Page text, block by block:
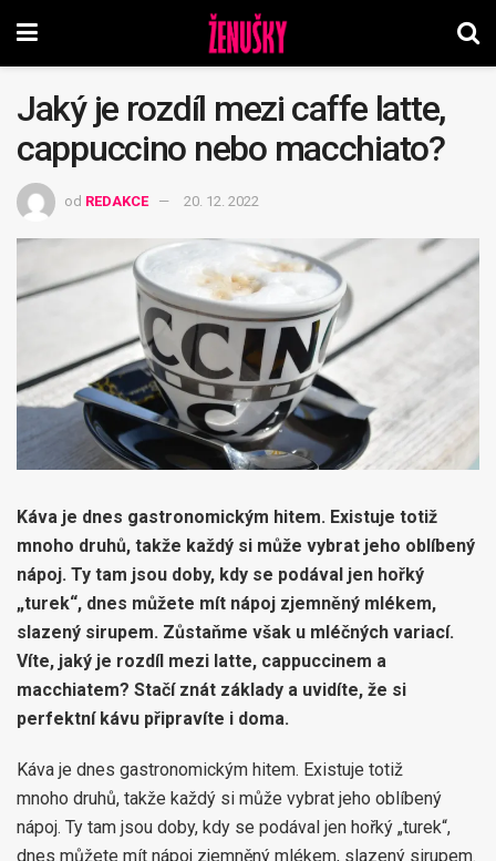
Jaký je rozdíl mezi caffe latte,
cappuccino nebo macchiato?
od REDAKCE 20. 12. 2022
Káva je dnes gastronomickým hitem. Existuje totiž
mnoho druhů, takže každý si může vybrat jeho oblíbený
nápoj. Ty tam jsou doby, kdy se podával jen hořký
„turek“, dnes můžete mít nápoj zjemněný mlékem,
slazený sirupem. Zůstaňme však u mléčných variací.
Víte, jaký je rozdíl mezi latte, cappuccinem a
macchiatem? Stačí znát základy a uvidíte, že si
perfektní kávu připravíte i doma.
Káva je dnes gastronomickým hitem. Existuje totiž
mnoho druhů, takže každý si může vybrat jeho oblíbený
nápoj. Ty tam jsou doby, kdy se podával jen hořký „turek“,
dnes můžete mít nápoj zjemněný mlékem, slazený sirupem.